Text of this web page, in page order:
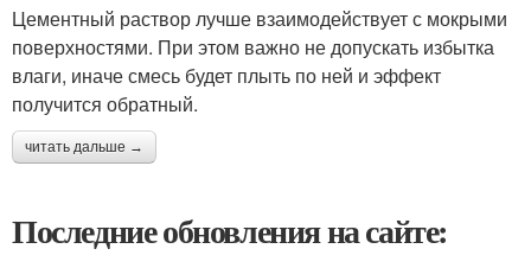
Цементный раствор лучше взаимодействует с мокрыми
поверхностями. При этом важно не допускать избытка
влаги, иначе смесь будет плыть по ней и эффект
получится обратный.
читать дальше →
Последние обновления на сайте: